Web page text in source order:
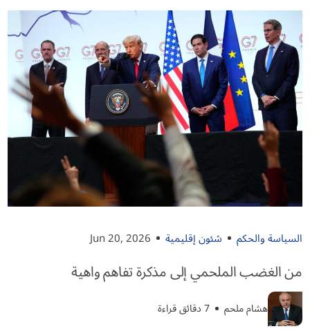
السياسة والحكم شئون إقليمية Jun 20, 2026
من الغضب الملحمي إلى مذكرة تفاهم واهية
هشام ملحم 7 دقائق قراءة